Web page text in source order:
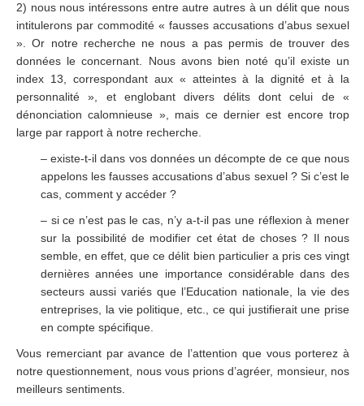
2) nous nous intéressons entre autre autres à un délit que nous
intitulerons par commodité « fausses accusations d’abus sexuel
». Or notre recherche ne nous a pas permis de trouver des
données le concernant. Nous avons bien noté qu’il existe un
index 13, correspondant aux « atteintes à la dignité et à la
personnalité », et englobant divers délits dont celui de «
dénonciation calomnieuse », mais ce dernier est encore trop
large par rapport à notre recherche.
– existe-t-il dans vos données un décompte de ce que nous
appelons les fausses accusations d’abus sexuel ? Si c’est le
cas, comment y accéder ?
– si ce n’est pas le cas, n’y a-t-il pas une réflexion à mener
sur la possibilité de modifier cet état de choses ? Il nous
semble, en effet, que ce délit bien particulier a pris ces vingt
dernières années une importance considérable dans des
secteurs aussi variés que l’Education nationale, la vie des
entreprises, la vie politique, etc., ce qui justifierait une prise
en compte spécifique.
Vous remerciant par avance de l’attention que vous porterez à
notre questionnement, nous vous prions d’agréer, monsieur, nos
meilleurs sentiments.